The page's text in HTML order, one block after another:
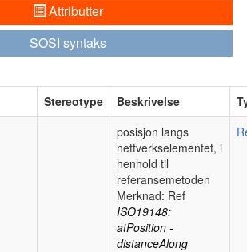
Attributter
SOSI syntaks
Stereotype Beskrivelse
posisjon langs
nettverkselementet, i
henhold til
referansemetoden
Merknad: Ref
ISO19148:
atPosition -
distanceAlong